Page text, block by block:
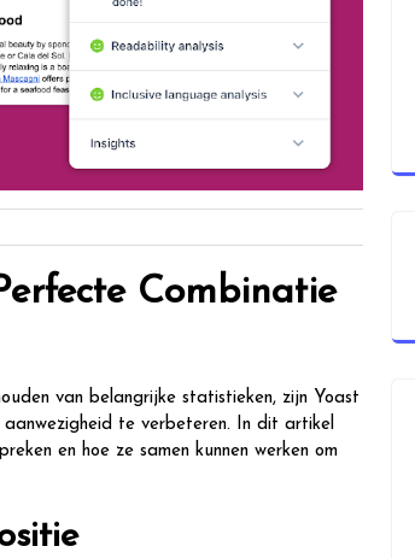
Combinatie
van belangrijke statistieken, zijn Yoast
aanwezigheid te verbeteren. In dit artikel
en hoe ze samen kunnen werken om